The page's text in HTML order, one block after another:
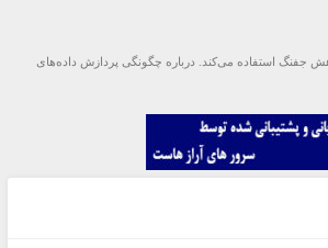
جفنگ استفاده می‌کند. درباره چگونگی پردازش داده‌های